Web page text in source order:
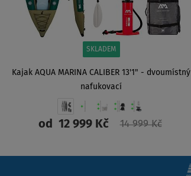
SKLADEM
Kajak AQUA MARINA CALIBER 13'1" - dvoumístný
nafukovací
od12 999 Kč 14 999 Kč
ZOBRAZIT